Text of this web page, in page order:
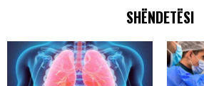
SHËNDETËSI